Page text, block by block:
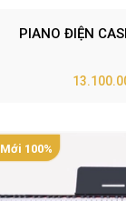
PIANO ĐIỆN
Mới 100%